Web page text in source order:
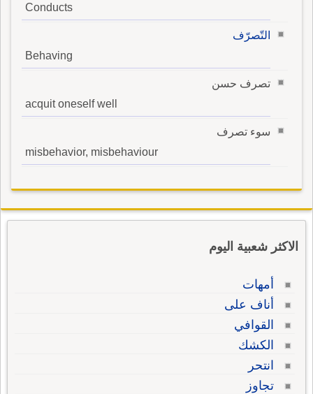
Conducts
التّصرّف
Behaving
تصرف حسن
acquit oneself well
سوء تصرف
misbehavior, misbehaviour
الاكثر شعبية اليوم
أمهات
أناف على
القوافي
الكشك
انتحر
تجاوز